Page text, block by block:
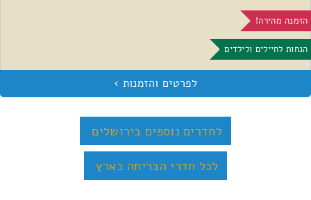
הזמנה מהירה!
הנחות לחיילים ולילדים
לחדרים נוספים בירושלים
לכל חדרי הבריחה בארץ